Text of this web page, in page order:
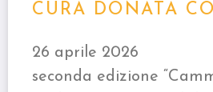
CURA DONATA
26 aprile 2026
seconda edizione